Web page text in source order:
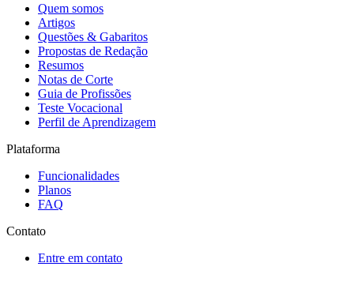
Quem somos
Artigos
Questões & Gabaritos
Propostas de Redação
Resumos
Notas de Corte
Guia de Profissões
Teste Vocacional
Perfil de Aprendizagem
Plataforma
Funcionalidades
Planos
FAQ
Contato
Entre em contato